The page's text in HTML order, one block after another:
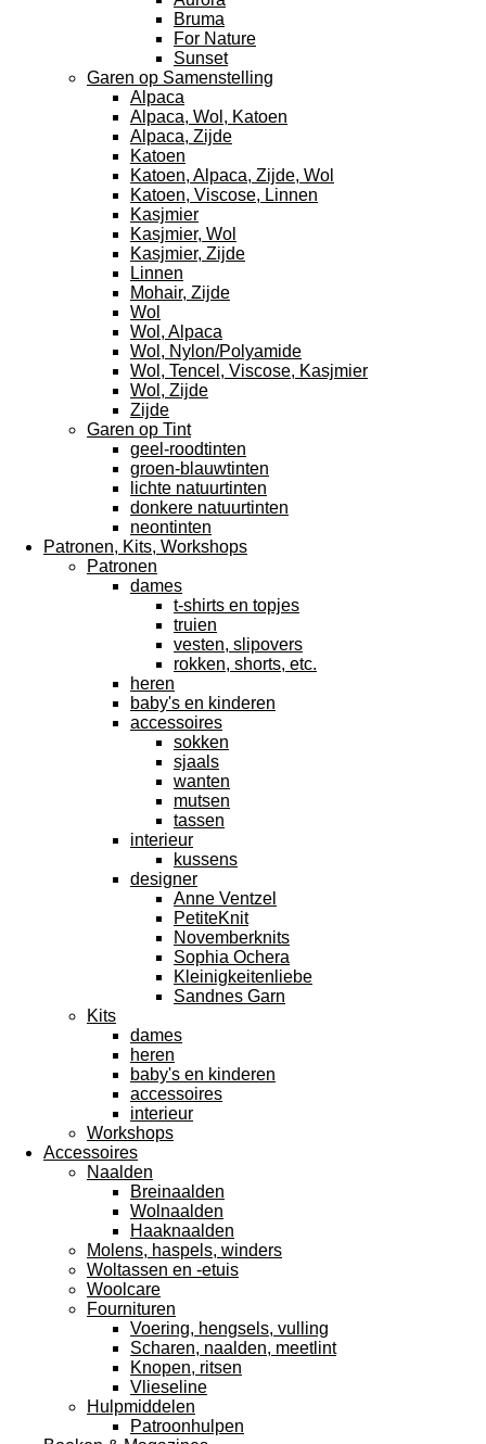
Bruma
For Nature
Sunset
Garen op Samenstelling
Alpaca
Alpaca, Wol, Katoen
Alpaca, Zijde
Katoen
Katoen, Alpaca, Zijde, Wol
Katoen, Viscose, Linnen
Kasjmier
Kasjmier, Wol
Kasjmier, Zijde
Linnen
Mohair, Zijde
Wol
Wol, Alpaca
Wol, Nylon/Polyamide
Wol, Tencel, Viscose, Kasjmier
Wol, Zijde
Zijde
Garen op Tint
geel-roodtinten
groen-blauwtinten
lichte natuurtinten
donkere natuurtinten
neontinten
Patronen, Kits, Workshops
Patronen
dames
t-shirts en topjes
truien
vesten, slipovers
rokken, shorts, etc.
heren
baby's en kinderen
accessoires
sokken
sjaals
wanten
mutsen
tassen
interieur
kussens
designer
Anne Ventzel
PetiteKnit
Novemberknits
Sophia Ochera
Kleinigkeitenliebe
Sandnes Garn
Kits
dames
heren
baby's en kinderen
accessoires
interieur
Workshops
Accessoires
Naalden
Breinaalden
Wolnaalden
Haaknaalden
Molens, haspels, winders
Woltassen en -etuis
Woolcare
Fournituren
Voering, hengsels, vulling
Scharen, naalden, meetlint
Knopen, ritsen
Vlieseline
Hulpmiddelen
Patroonhulpen